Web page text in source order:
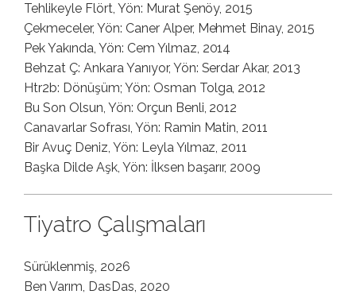
Tehlikeyle Flört, Yön: Murat Şenöy, 2015
Çekmeceler, Yön: Caner Alper, Mehmet Binay, 2015
Pek Yakında, Yön: Cem Yılmaz, 2014
Behzat Ç: Ankara Yanıyor, Yön: Serdar Akar, 2013
Htr2b: Dönüşüm; Yön: Osman Tolga, 2012
Bu Son Olsun, Yön: Orçun Benli, 2012
Canavarlar Sofrası, Yön: Ramin Matin, 2011
Bir Avuç Deniz, Yön: Leyla Yılmaz, 2011
Başka Dilde Aşk, Yön: İlksen başarır, 2009
Tiyatro Çalışmaları
Sürüklenmiş, 2026
Ben Varım, DasDas, 2020